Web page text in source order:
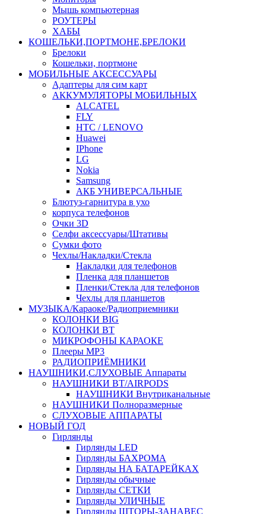
Мышь компьютерная
РОУТЕРЫ
ХАБЫ
КОШЕЛЬКИ,ПОРТМОНЕ,БРЕЛОКИ
Брелоки
Кошельки, портмоне
МОБИЛЬНЫЕ АКСЕССУАРЫ
Адаптеры для сим карт
АККУМУЛЯТОРЫ МОБИЛЬНЫХ
ALCATEL
FLY
HTC / LENOVO
Huawei
IPhone
LG
Nokia
Samsung
АКБ УНИВЕРСАЛЬНЫЕ
Блютуз-гарнитура в ухо
корпуса телефонов
Очки 3D
Селфи аксессуары/Штативы
Сумки фото
Чехлы/Накладки/Стекла
Накладки для телефонов
Пленка для планшетов
Пленки/Стекла для телефонов
Чехлы для планшетов
МУЗЫКА/Караоке/Радиоприемники
КОЛОНКИ BIG
КОЛОНКИ BT
МИКРОФОНЫ КАРАОКЕ
Плееры MP3
РАДИОПРИЁМНИКИ
НАУШНИКИ,СЛУХОВЫЕ Аппараты
НАУШНИКИ BT/AIRPODS
НАУШНИКИ Внутриканальные
НАУШНИКИ Полноразмерные
СЛУХОВЫЕ АППАРАТЫ
НОВЫЙ ГОД
Гирлянды
Гирлянды LED
Гирлянды БАХРОМА
Гирлянды НА БАТАРЕЙКАХ
Гирлянды обычные
Гирлянды СЕТКИ
Гирлянды УЛИЧНЫЕ
Гирлянды ШТОРЫ-ЗАНАВЕС